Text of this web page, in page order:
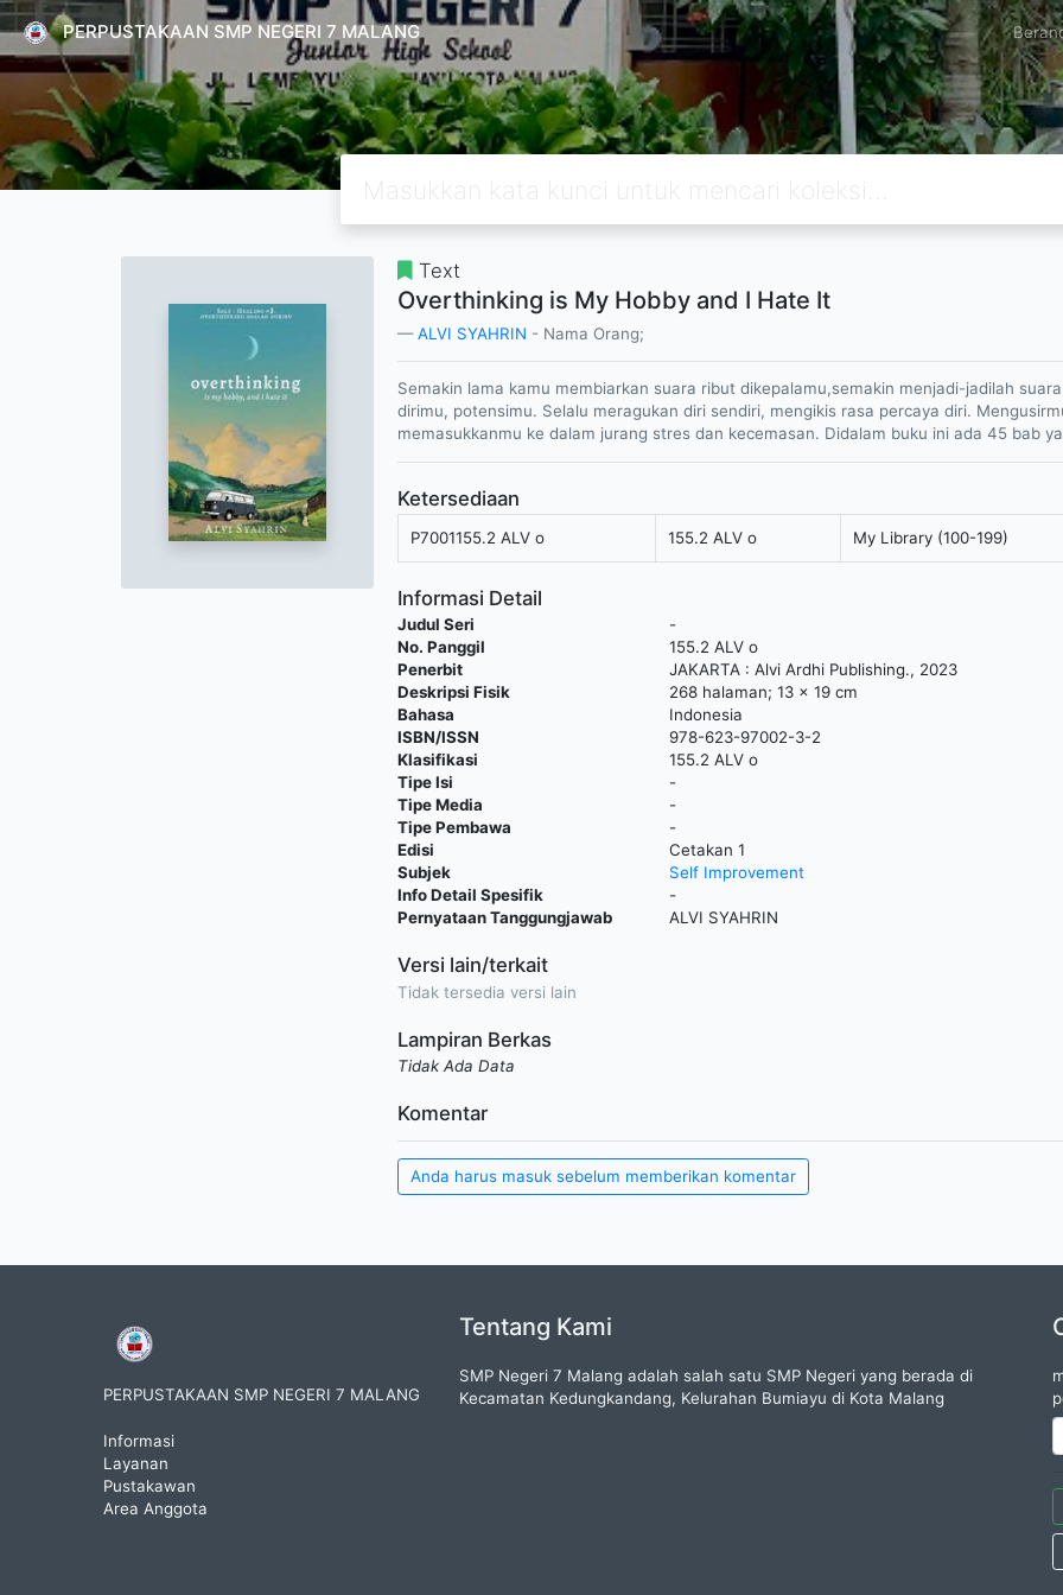
PERPUSTAKAAN SMP NEGERI 7 MALANG
Text
Overthinking is My Hobby and I Hate It
ALVI SYAHRIN - Nama Orang;
Semakin lama kamu membiarkan suara ribut dikepalamu,semakin menjadi-jadilah
dirimu, potensimu. Selalu meragukan diri sendiri, mengikis rasa percaya diri.
memasukkanmu ke dalam jurang stres dan kecemasan. Didalam buku ini ada 45 bab
Ketersediaan
P7001155.2 ALV o 155.2 ALV o My Library (100-199)
Informasi Detail
Judul Seri
-
No. Panggil
155.2 ALV o
Penerbit
JAKARTA :Alvi Ardhi Publishing., 2023
Deskripsi Fisik
268 halaman; 13 x 19 cm
Bahasa
Indonesia
ISBN/ISSN
978-623-97002-3-2
Klasifikasi
155.2 ALV o
Tipe Isi
-
Tipe Media
-
Tipe Pembawa
-
Edisi
Cetakan 1
Subjek
Self Improvement
Info Detail Spesifik
-
Pernyataan Tanggungjawab
ALVI SYAHRIN
Versi lain/terkait
Tidak tersedia versi lain
Lampiran Berkas
Tidak Ada Data
Komentar
Anda harus masuk sebelum memberikan komentar
PERPUSTAKAAN SMP NEGERI 7 MALANG
Informasi
Layanan
Pustakawan
Area Anggota
Tentang Kami
SMP Negeri 7 Malang adalah salah satu SMP Negeri yang berada di
Kecamatan Kedungkandang, Kelurahan Bumiayu di Kota Malang